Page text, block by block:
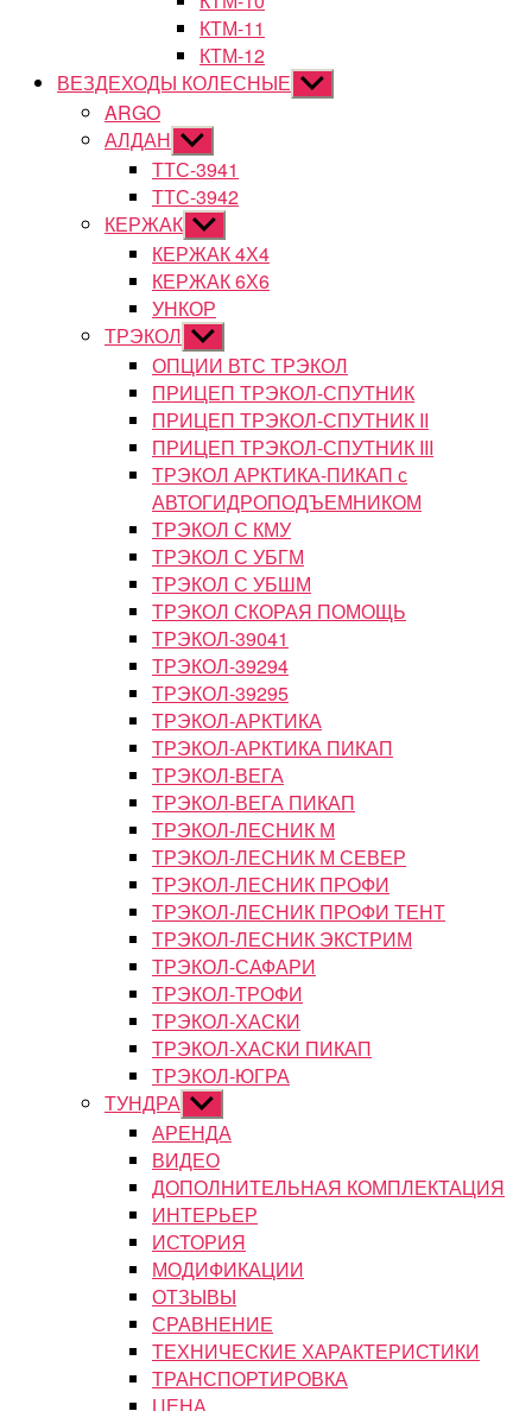
КТМ-11
КТМ-12
ВЕЗДЕХОДЫ КОЛЕСНЫЕ Показывать
подменю
ARGO
АЛДАН Показывать
подменю
ТТС-3941
ТТС-3942
КЕРЖАК Показывать
подменю
КЕРЖАК 4Х4
КЕРЖАК 6Х6
УНКОР
ТРЭКОЛ Показывать
подменю
ОПЦИИ ВТС ТРЭКОЛ
ПРИЦЕП ТРЭКОЛ-СПУТНИК
ПРИЦЕП ТРЭКОЛ-СПУТНИК II
ПРИЦЕП ТРЭКОЛ-СПУТНИК III
ТРЭКОЛ АРКТИКА-ПИКАП с
АВТОГИДРОПОДЪЕМНИКОМ
ТРЭКОЛ С КМУ
ТРЭКОЛ С УБГМ
ТРЭКОЛ С УБШМ
ТРЭКОЛ СКОРАЯ ПОМОЩЬ
ТРЭКОЛ-39041
ТРЭКОЛ-39294
ТРЭКОЛ-39295
ТРЭКОЛ-АРКТИКА
ТРЭКОЛ-АРКТИКА ПИКАП
ТРЭКОЛ-ВЕГА
ТРЭКОЛ-ВЕГА ПИКАП
ТРЭКОЛ-ЛЕСНИК М
ТРЭКОЛ-ЛЕСНИК М СЕВЕР
ТРЭКОЛ-ЛЕСНИК ПРОФИ
ТРЭКОЛ-ЛЕСНИК ПРОФИ ТЕНТ
ТРЭКОЛ-ЛЕСНИК ЭКСТРИМ
ТРЭКОЛ-САФАРИ
ТРЭКОЛ-ТРОФИ
ТРЭКОЛ-ХАСКИ
ТРЭКОЛ-ХАСКИ ПИКАП
ТРЭКОЛ-ЮГРА
ТУНДРА Показывать
подменю
АРЕНДА
ВИДЕО
ДОПОЛНИТЕЛЬНАЯ КОМПЛЕКТАЦИЯ
ИНТЕРЬЕР
ИСТОРИЯ
МОДИФИКАЦИИ
ОТЗЫВЫ
СРАВНЕНИЕ
ТЕХНИЧЕСКИЕ ХАРАКТЕРИСТИКИ
ТРАНСПОРТИРОВКА